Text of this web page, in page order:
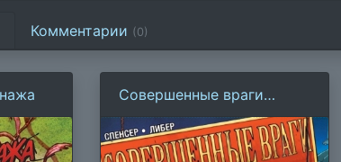
Комментарии (0)
Совершенные враги
Человека-Паука. Том 3.
Игра окончена